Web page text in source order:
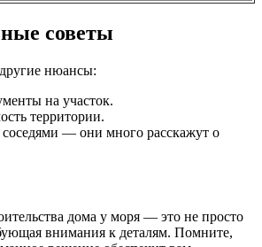
советы
другие нюансы:
на участок.
территории.
— они много расскажут о
дома у моря — это не просто
внимания к деталям. Помните,